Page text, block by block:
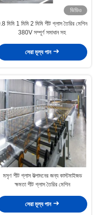
ভিডিও
মিমি 1 মিমি 2 মিমি শীট গ্লাস তৈরির মেশিন
380V সম্পূর্ণ সমাধান সহ
সেরা মূল্য পান
মসৃণ শীট গ্লাস উত্পাদনের জন্য কাস্টমাইজড
ক্ষমতা শীট গ্লাস তৈরির মেশিন
সেরা মূল্য পান